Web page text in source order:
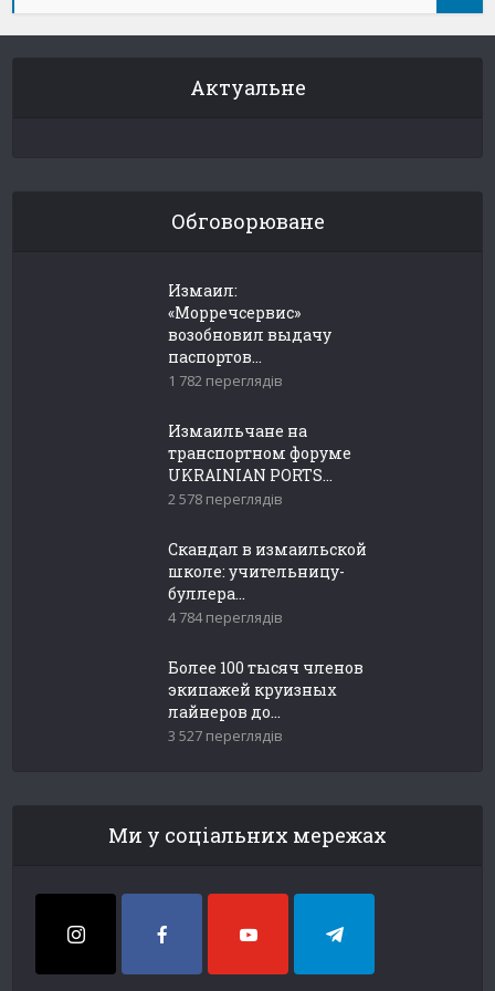
Актуальне
Обговорюване
Измаил:
«Морречсервис»
возобновил выдачу
паспортов...
1 782 переглядів
Измаильчане на
транспортном форуме
UKRAINIAN PORTS...
2 578 переглядів
Скандал в измаильской
школе: учительницу-
буллера...
4 784 переглядів
Более 100 тысяч членов
экипажей круизных
лайнеров до...
3 527 переглядів
Ми у соціальних мережах